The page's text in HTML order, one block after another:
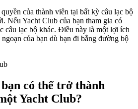
của thành viên tại bất kỳ câu lạc bộ
Nếu Yacht Club của bạn tham gia có
câu lạc bộ khác. Điều này là một lợi ích
của bạn dù bạn đi bằng đường bộ
có thể trở thành
Yacht Club?